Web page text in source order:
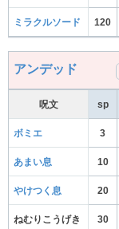
ミラクルソード 120
アンデッド
呪文 sp
ボミエ 3
あまい息 10
やけつく息 20
ねむりこうげき 30